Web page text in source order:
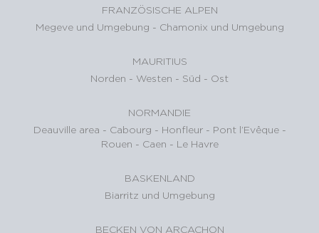
FRANZÖSISCHE ALPEN
Megeve und Umgebung - Chamonix und Umgebung
MAURITIUS
Norden - Westen - Süd - Ost
NORMANDIE
Deauville area - Cabourg - Honfleur - Pont l’Evêque -
Rouen - Caen - Le Havre
BASKENLAND
Biarritz und Umgebung
BECKEN VON ARCACHON